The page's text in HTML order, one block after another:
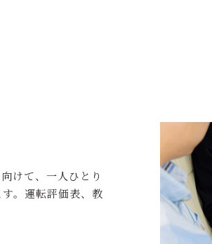
けて、一人ひとり
。運転評価表、教